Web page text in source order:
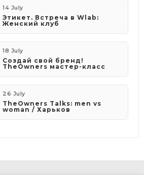
14 July
Этикет. Встреча в Wlab:
Женский клуб
18 July
Создай свой бренд!
TheOwners мастер-класс
26 July
TheOwners Talks: men vs
woman / Харьков